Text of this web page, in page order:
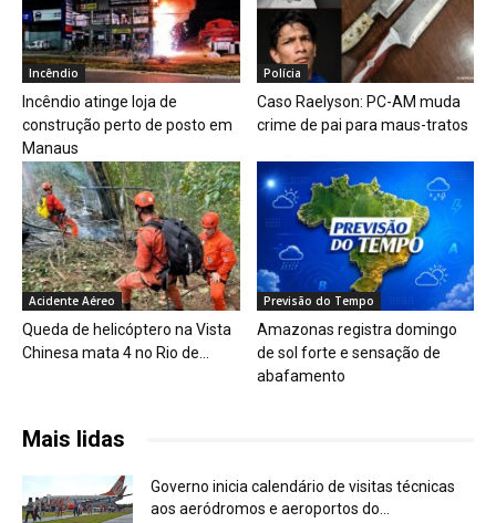
Incêndio
Incêndio atinge loja de
construção perto de posto em
Manaus
Polícia
Caso Raelyson: PC-AM muda
crime de pai para maus-tratos
Acidente Aéreo
Queda de helicóptero na Vista
Chinesa mata 4 no Rio de...
Previsão do Tempo
Amazonas registra domingo
de sol forte e sensação de
abafamento
Mais lidas
Governo inicia calendário de visitas técnicas
aos aeródromos e aeroportos do...